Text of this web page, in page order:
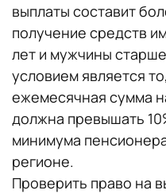
выплаты составит
получение средств
лет и мужчины
условием является
ежемесячная сумма
должна превышать
минимума
регионе.
Проверить право на